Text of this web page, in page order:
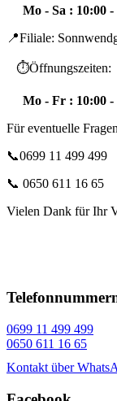
Mo - Sa : 10:00 -
📍Filiale:
⏱️Öffnungszeiten:
Mo - Fr : 10:00 -
Für eventuelle
📞0699 11 499 499
📞 0650 611 16 65
Vielen Dank für Ihr
0699 11 499 499
0650 611 16 65
Kontakt über